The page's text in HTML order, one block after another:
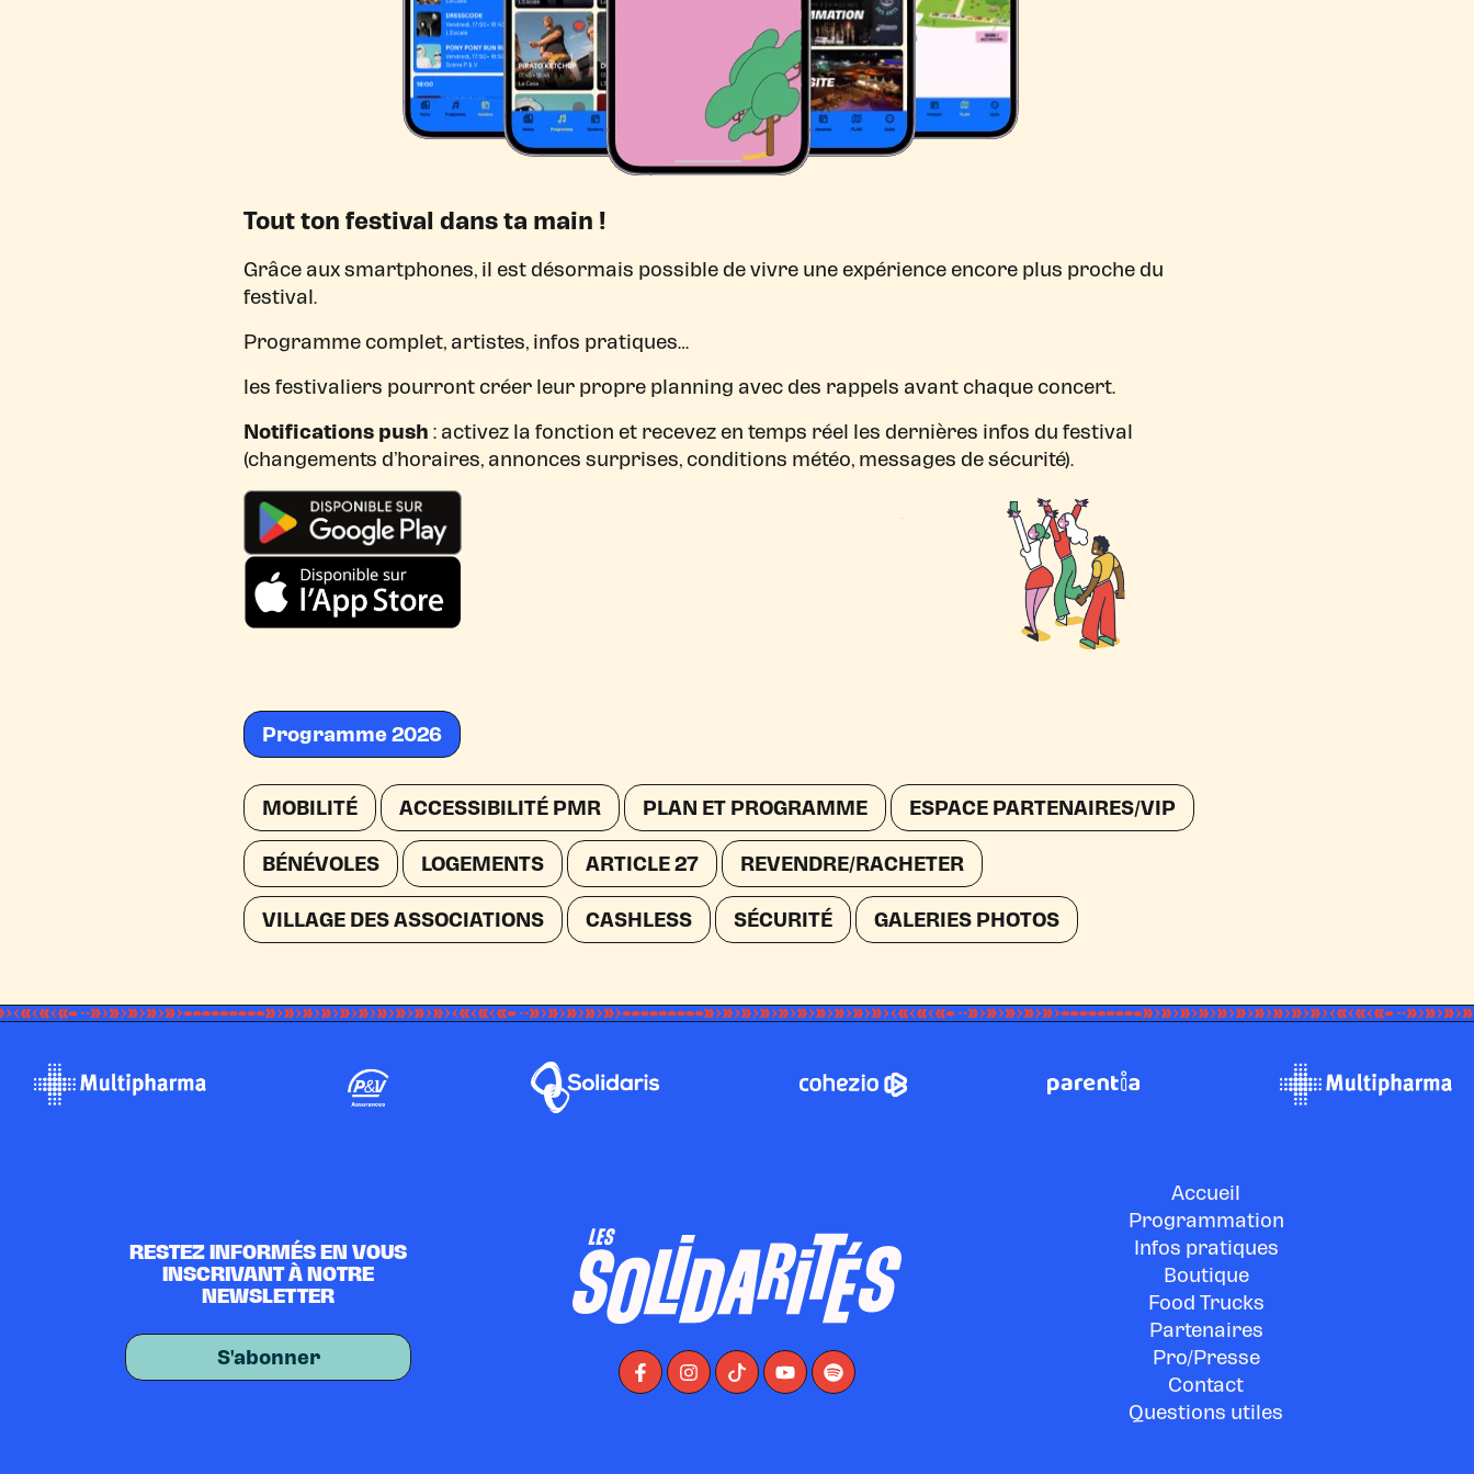
Tout ton festival dans ta main !
Grâce aux smartphones, il est désormais possible de vivre une expérience encore plus proche du
festival.
Programme complet, artistes, infos pratiques…
les festivaliers pourront créer leur propre planning avec des rappels avant chaque concert.
Notifications push: activez la fonction et recevez en temps réel les dernières infos du festival
(changements d’horaires, annonces surprises, conditions météo, messages de sécurité).
Programme 2026
MOBILITÉ
ACCESSIBILITÉ PMR PLAN ET PROGRAMME
ESPACE PARTENAIRES/VIP
BÉNÉVOLES
LOGEMENTS ARTICLE 27
REVENDRE/RACHETER
VILLAGE DES ASSOCIATIONS
CASHLESS SÉCURITÉ GALERIES PHOTOS
RESTEZ INFORMÉS EN VOUS
INSCRIVANT À NOTRE
NEWSLETTER
S'abonner
Accueil
Programmation
Infos pratiques
Boutique
Food Trucks
Partenaires
Pro/Presse
Contact
Questions utiles